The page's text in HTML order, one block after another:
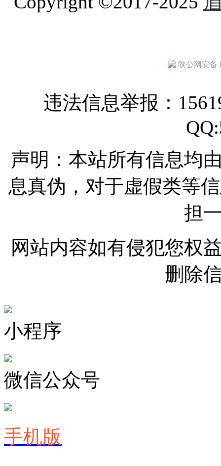
陕公网安备
违法信息举报：
声明：本站所有信息均
息真伪，对于虚假类等
担
网站内容如有侵犯您权
删除
小程序
微信公众号
手机版